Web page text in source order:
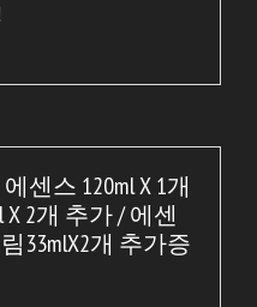
센스 120ml X 1개
X 2개 추가 / 에센
33mlX2개 추가증